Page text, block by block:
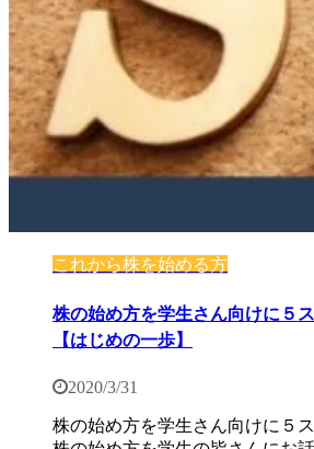
これから株を始める方
株の始め方を学生さん向けに５
【はじめの一歩】
2020/3/31
株の始め方を学生さん向けに５